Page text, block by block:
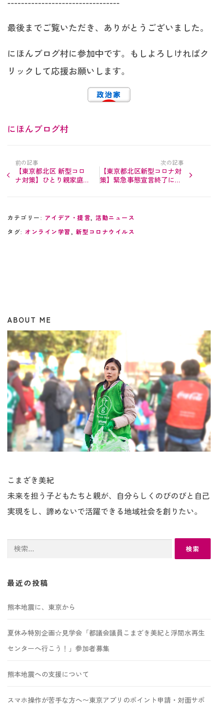
最後までご覧いただき、ありがとうございました。
にほんブログ村に参加中です。もしよろしければク
リックして応援お願いします。
にほんブログ村
前の記事
【東京都北区 新型コロ
ナ対策】ひとり親家庭
次の記事
【東京都北区新型コロナ対
策】緊急事態宣言終了によ
カテゴリー: アイデア・提言, 活動ニュース
タグ: オンライン学習 , 新型コロナウイルス
ABOUT ME
こまざき美紀
未来を担う子どもたちと親が、自分らしくのびのびと自己
実現をし、諦めないで活躍できる地域社会を創りたい。
検
最近の投稿
熊本地震に、東京から
夏休み特別企画☆見学会「都議会議員こまざき美紀と浮間水再生
センターへ行こう！」参加者募集
熊本地震への支援について
スマホ操作が苦手な方へ〜東京アプリのポイント申請・対面サポ